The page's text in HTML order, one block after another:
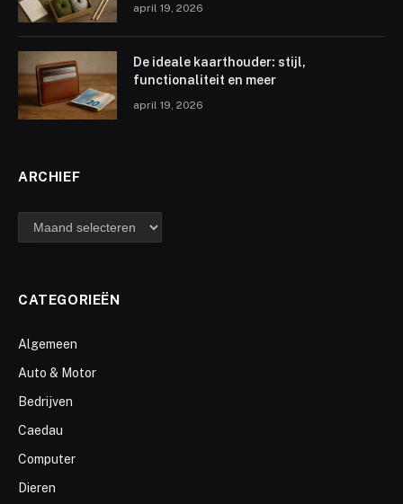
april 19, 2026
De ideale kaarthouder: stijl,
functionaliteit en meer
april 19, 2026
ARCHIEF
archief
CATEGORIEËN
Algemeen
Auto & Motor
Bedrijven
Caedau
Computer
Dieren